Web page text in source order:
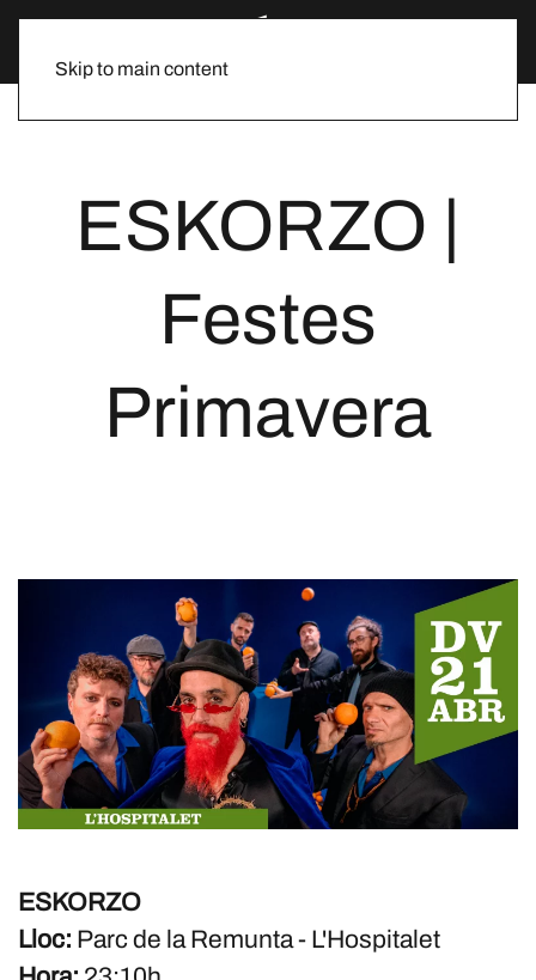
Skip to main content
ESKORZO |
Festes
Primavera
ESKORZO
Lloc: Parc de la Remunta - L'Hospitalet